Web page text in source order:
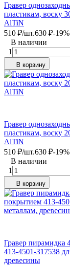
Гравер
пластикам, воску
AlTiN
510 ₽/шт.630 ₽-19%
В наличии
1
В корзину
Гравер
пластикам, воску
AlTiN
510 ₽/шт.630 ₽-19%
В наличии
1
В корзину
Гравер
413-4501-317538
древесины